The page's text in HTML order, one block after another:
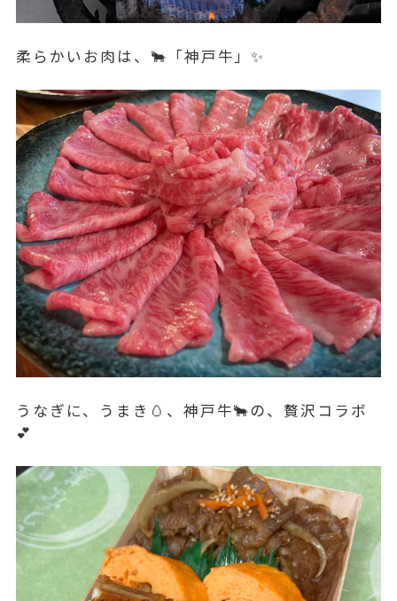
柔らかいお肉は、🐂「神戸牛」✨
うなぎに、うまき🥚、神戸牛🐂の、贅沢コラボ
💕